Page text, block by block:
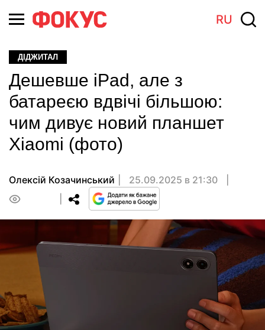
RU
ДІДЖИТАЛ
Дешевше iPad, але з
батареєю вдвічі більшою:
чим дивує новий планшет
Xiaomi (фото)
Олексій Козачинський
25.09.2025 в 21:30